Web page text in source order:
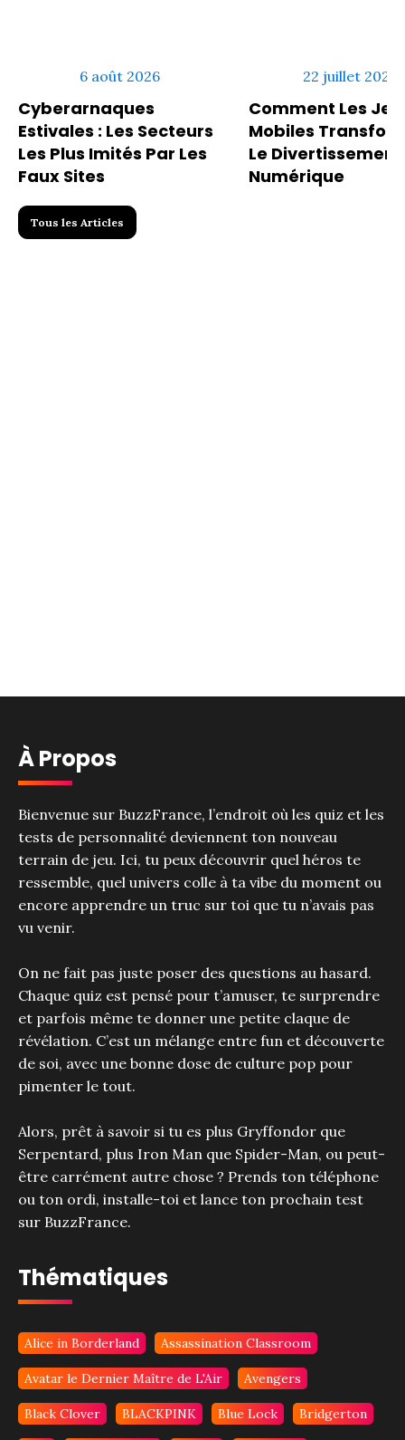
6 août 2026
Cyberarnaques
Estivales : Les Secteurs
Les Plus Imités Par Les
Faux Sites
22 juillet 2026
Comment Les
Mobiles
Le Divertissement
Numérique
Tous les Articles
À Propos
Bienvenue sur BuzzFrance, l’endroit où les quiz et les
tests de personnalité deviennent ton nouveau
terrain de jeu. Ici, tu peux découvrir quel héros te
ressemble, quel univers colle à ta vibe du moment ou
encore apprendre un truc sur toi que tu n’avais pas
vu venir.
On ne fait pas juste poser des questions au hasard.
Chaque quiz est pensé pour t’amuser, te surprendre
et parfois même te donner une petite claque de
révélation. C’est un mélange entre fun et découverte
de soi, avec une bonne dose de culture pop pour
pimenter le tout.
Alors, prêt à savoir si tu es plus Gryffondor que
Serpentard, plus Iron Man que Spider-Man, ou peut-
être carrément autre chose ? Prends ton téléphone
ou ton ordi, installe-toi et lance ton prochain test
sur BuzzFrance.
Thématiques
Alice in Borderland Assassination Classroom
Avatar le Dernier Maître de L'Air Avengers
Black Clover BLACKPINK Blue Lock Bridgerton